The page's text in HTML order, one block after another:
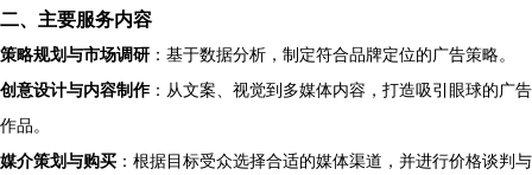
二、主要服务内容
策略规划与市场调研 ：基于数据分析，制定符合品牌定位的广告策略。
创意设计与内容制作：从文案、视觉到多媒体内容，打造吸引眼球的广告
作品。
媒介策划与购买 ：根据目标受众选择合适的媒体渠道，并进行价格谈判与